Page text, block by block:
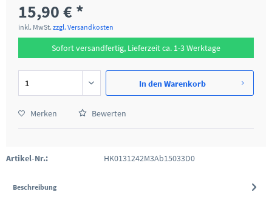
15,90 € *
inkl. MwSt. zzgl. Versandkosten
Sofort versandfertig, Lieferzeit ca. 1-3 Werktage
In denWarenkorb
Merken Bewerten
Artikel-Nr.: HK0131242M3Ab15033D0
Beschreibung